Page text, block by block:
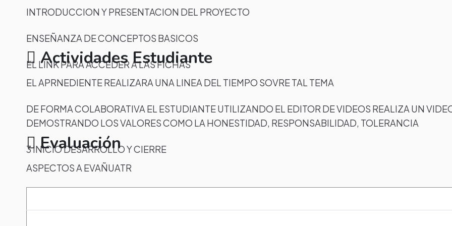
INTRODUCCION Y PRESENTACION DEL PROYECTO
ENSEÑANZA DE CONCEPTOS BASICOS
EL LINK PARA ACCEDER A LAS FICHAS
Actividades Estudiante
EL APRNEDIENTE REALIZARA UNA LINEA DEL TIEMPO SOVRE TAL TEMA
DE FORMA COLABORATIVA EL ESTUDIANTE UTILIZANDO EL EDITOR DE VIDEOS REALIZA UN
DEMOSTRANDO LOS VALORES COMO LA HONESTIDAD, RESPONSABILIDAD, TOLERANCIA
3 INICIO DESARROLLO Y CIERRE
Evaluación
ASPECTOS A EVAÑUATR